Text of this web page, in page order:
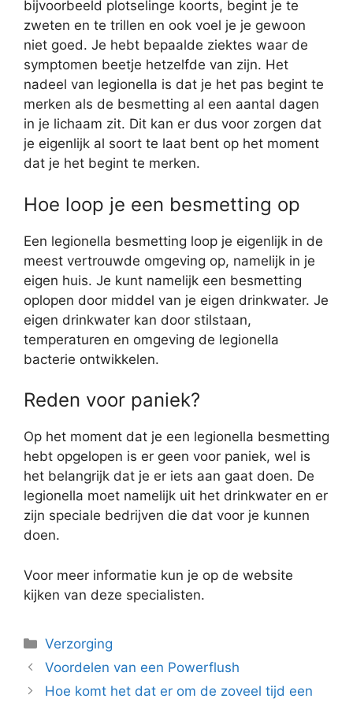
bijvoorbeeld plotselinge koorts, begint je te
zweten en te trillen en ook voel je je gewoon
niet goed. Je hebt bepaalde ziektes waar de
symptomen beetje hetzelfde van zijn. Het
nadeel van legionella is dat je het pas begint te
merken als de besmetting al een aantal dagen
in je lichaam zit. Dit kan er dus voor zorgen dat
je eigenlijk al soort te laat bent op het moment
dat je het begint te merken.
Hoe loop je een besmetting op
Een legionella besmetting loop je eigenlijk in de
meest vertrouwde omgeving op, namelijk in je
eigen huis. Je kunt namelijk een besmetting
oplopen door middel van je eigen drinkwater. Je
eigen drinkwater kan door stilstaan,
temperaturen en omgeving de legionella
bacterie ontwikkelen.
Reden voor paniek?
Op het moment dat je een legionella besmetting
hebt opgelopen is er geen voor paniek, wel is
het belangrijk dat je er iets aan gaat doen. De
legionella moet namelijk uit het drinkwater en er
zijn speciale bedrijven die dat voor je kunnen
doen.
Voor meer informatie kun je op de website
kijken van deze specialisten.
Categorieën
Verzorging
Voordelen van een Powerflush
Hoe komt het dat er om de zoveel tijd een